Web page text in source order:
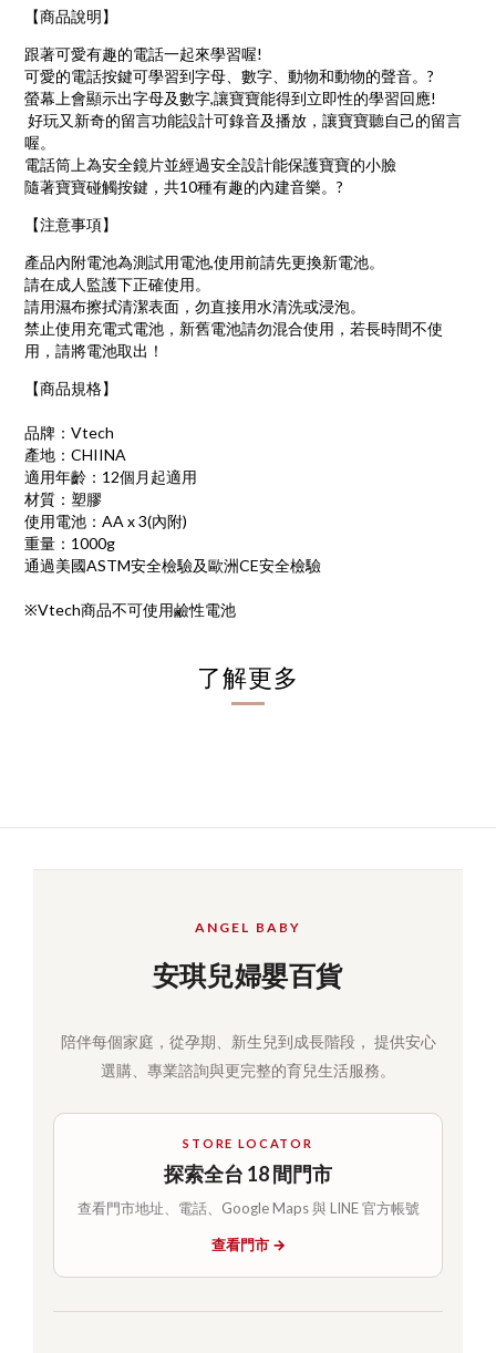
【商品說明】
跟著可愛有趣的電話一起來學習喔!
可愛的電話按鍵可學習到字母、數字、動物和動物的聲音。?
螢幕上會顯示出字母及數字,讓寶寶能得到立即性的學習回應!
好玩又新奇的留言功能設計可錄音及播放，讓寶寶聽自己的留言
喔。
電話筒上為安全鏡片並經過安全設計能保護寶寶的小臉
隨著寶寶碰觸按鍵，共10種有趣的內建音樂。 ?
【注意事項】
產品內附電池為測試用電池,使用前請先更換新電池。
請在成人監護下正確使用。
請用濕布擦拭清潔表面，勿直接用水清洗或浸泡。
禁止使用充電式電池，新舊電池請勿混合使用，若長時間不使
用，請將電池取出！
【商品規格】
品牌：Vtech
產地：CHIINA
適用年齡：12個月起適用
材質：塑膠
使用電池：AA x 3(內附)
重量：1000g
通過美國ASTM安全檢驗及歐洲CE安全檢驗
※Vtech商品不可使用鹼性電池
了解更多
ANGEL BABY
安琪兒婦嬰百貨
陪伴每個家庭，從孕期、新生兒到成長階段， 提供安心
選購、專業諮詢與更完整的育兒生活服務。
STORE LOCATOR
探索全台 18 間門市
查看門市地址、電話、Google Maps 與 LINE 官方帳號
查看門市 →